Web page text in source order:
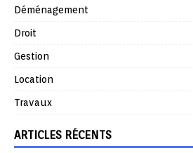
Déménagement
Droit
Gestion
Location
Travaux
ARTICLES RÉCENTS